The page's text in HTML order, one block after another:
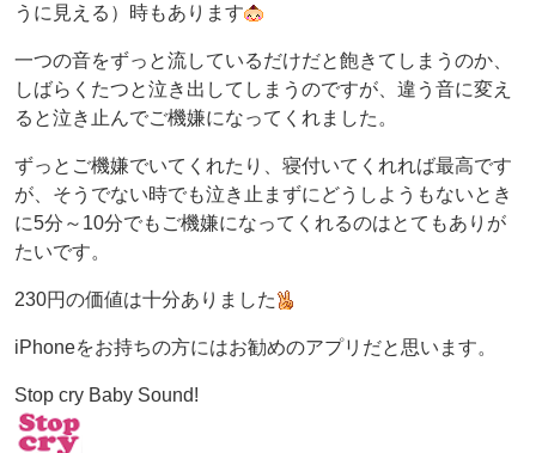
うに見える）時もあります
一つの音をずっと流しているだけだと飽きてしまうのか、
しばらくたつと泣き出してしまうのですが、違う音に変え
ると泣き止んでご機嫌になってくれました。
ずっとご機嫌でいてくれたり、寝付いてくれれば最高です
が、そうでない時でも泣き止まずにどうしようもないとき
に5分～10分でもご機嫌になってくれるのはとてもありが
たいです。
230円の価値は十分ありました
iPhoneをお持ちの方にはお勧めのアプリだと思います。
Stop cry Baby Sound!